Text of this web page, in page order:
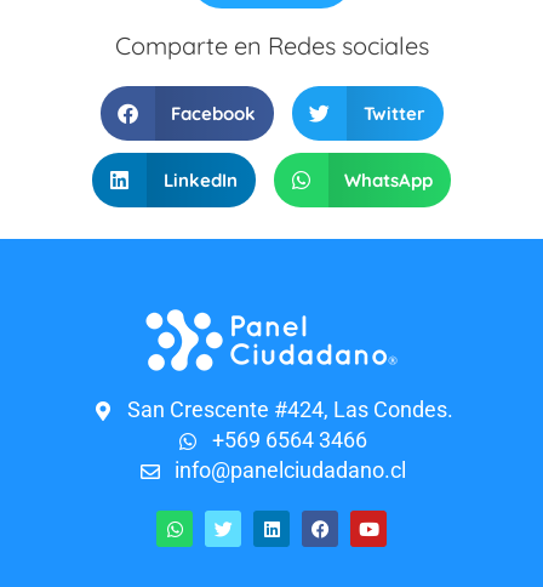
Comparte en Redes sociales
Facebook Twitter
LinkedIn WhatsApp
San Crescente #424, Las Condes.
+569 6564 3466
info@panelciudadano.cl